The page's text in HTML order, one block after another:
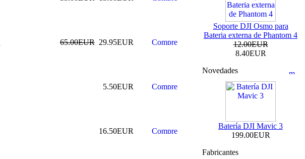
65.00EUR 29.95EUR
5.50EUR
16.50EUR
Soporte DJI Osmo para
Bateria externa de Phantom 4
12.00EUR
8.40EUR
Novedades
Batería DJI Mavic 3
199.00EUR
Fabricantes